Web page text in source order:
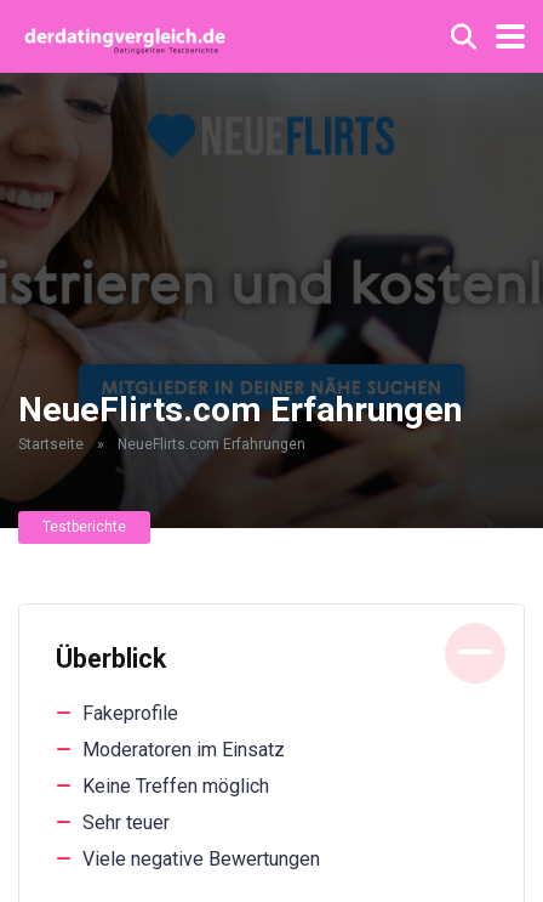
NeueFlirts.com Erfahrungen
Startseite » NeueFlirts.com Erfahrungen
Testberichte
Überblick
Fakeprofile
Moderatoren im Einsatz
Keine Treffen möglich
Sehr teuer
Viele negative Bewertungen